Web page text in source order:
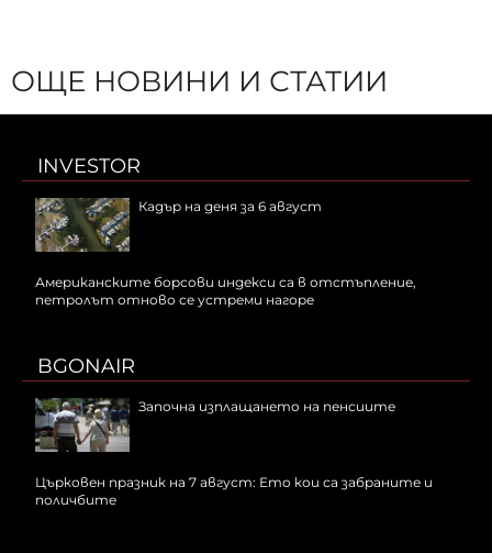
ОЩЕ НОВИНИ И СТАТИИ
INVESTOR
Кадър на деня за 6 август
Американските борсови индекси са в отстъпление,
петролът отново се устреми нагоре
BGONAIR
Започна изплащането на пенсиите
Църковен празник на 7 август: Ето кои са забраните и
поличбите